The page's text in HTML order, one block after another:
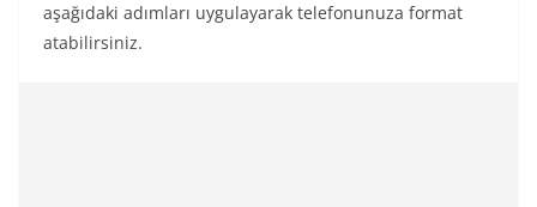
aşağıdaki adımları uygulayarak telefonunuza format
atabilirsiniz.